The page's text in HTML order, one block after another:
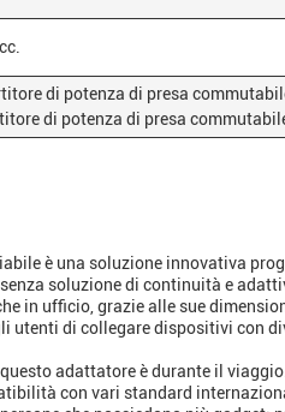
di potenza di presa
di potenza di presa
è una soluzione innovativa
soluzione di continuità e
in ufficio, grazie alle sue
utenti di collegare dispositivi con
adattatore è durante il
con vari standard